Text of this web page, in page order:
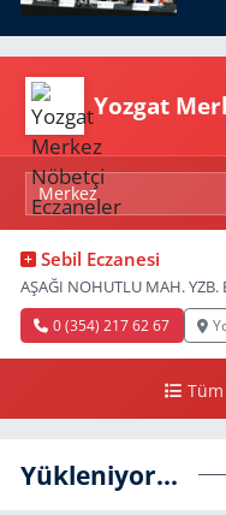
Yozgat
Sebil Eczanesi
AŞAĞI NOHUTLU MAH. YZB.
0 (354) 217 62 67
Yükleniyor...